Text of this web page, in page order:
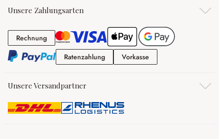
Unsere Zahlungsarten
RechnungRechnung
RatenzahlungRatenzahlung
Vorkasse
Unsere Versandpartner